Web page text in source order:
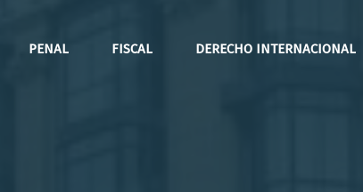
PENAL FISCAL DERECHO INTERNACIONAL